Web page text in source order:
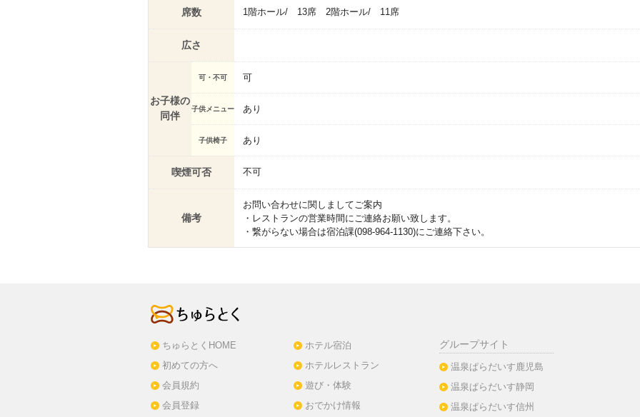
席数 1階ホール/ 13席 2階ホール/ 11席
広さ
お子様の
同伴
可・不可 可
子供メニュー あり
子供椅子 あり
喫煙可否 不可
備考
お問い合わせに関しましてご案内
・レストランの営業時間にご連絡お願い致します。
・繋がらない場合は宿泊課(098-964-1130)にご連絡下さい。
ちゅらとくHOME
初めての方へ
会員規約
会員登録
ホテル宿泊
ホテルレストラン
遊び・体験
おでかけ情報
グループサイト
温泉ぱらだいす鹿児島
温泉ぱらだいす静岡
温泉ぱらだいす信州